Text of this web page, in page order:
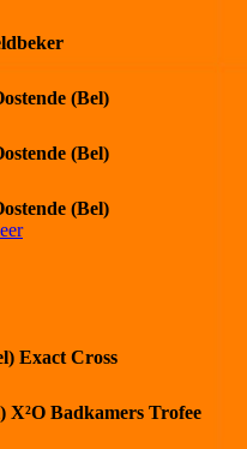
(Bel)
(Bel)
(Bel)
Exact Cross
X²O Badkamers Trofee